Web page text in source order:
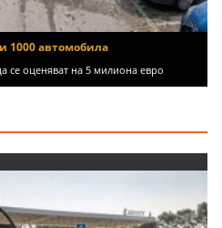
1000 автомобила
се оценяват на 5 милиона евро